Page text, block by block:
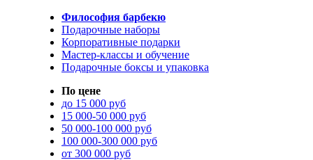
Философия барбекю
Подарочные наборы
Корпоративные подарки
Мастер-классы и обучение
Подарочные боксы и упаковка
По цене
до 15 000 руб
15 000-50 000 руб
50 000-100 000 руб
100 000-300 000 руб
от 300 000 руб